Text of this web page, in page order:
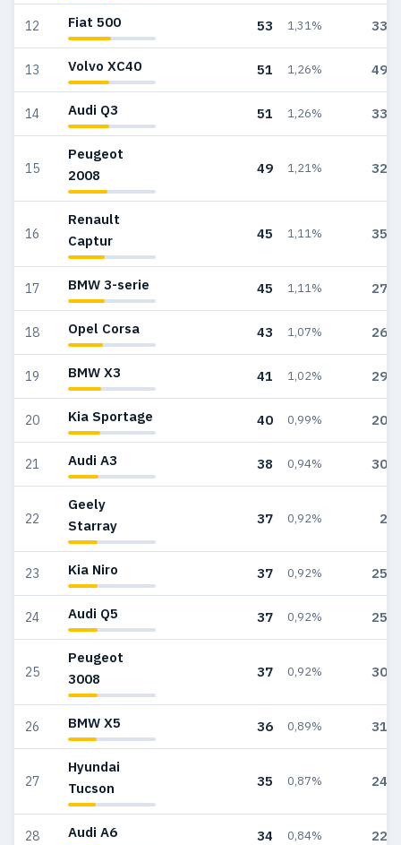
12 Fiat 500 53 1,31% 331
13 Volvo XC40 51 1,26% 499
14 Audi Q3 51 1,26% 330
15
Peugeot
2008
49 1,21% 325
16
Renault
Captur
45 1,11% 354
17 BMW 3-serie 45 1,11% 278
18 Opel Corsa 43 1,07% 266
19 BMW X3 41 1,02% 298
20 Kia Sportage 40 0,99% 203
21 Audi A3 38 0,94% 309
22
Geely
Starray
37 0,92% 23
23 Kia Niro 37 0,92% 259
24 Audi Q5 37 0,92% 258
25
Peugeot
3008
37 0,92% 304
26 BMW X5 36 0,89% 311
27
Hyundai
Tucson
35 0,87% 249
28 Audi A6 34 0,84% 225